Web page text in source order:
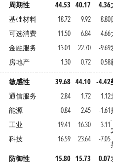
周期性
44.53 40.17
4.36
基础材料
18.72 9.92
8.80
可选消费
11.50 6.84
4.66
金融服务
13.01 22.70
-9.69
房地产
1.30 0.72 0.58
敏感性 39.68 44.10
-4.42
通信服务
2.84 1.72
1.12
能源
0.84 2.45
-1.61
工业
19.41 16.30
3.11
科技
16.59 23.64 -7.05
防御性 15.80 15.73
0.07